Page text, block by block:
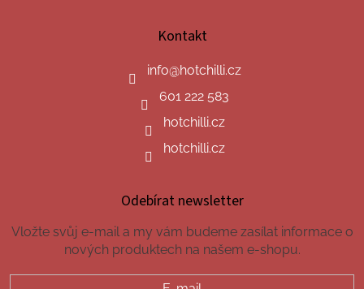
Kontakt
info@hotchilli.cz
601 222 583
hotchilli.cz
hotchilli.cz
Odebírat newsletter
Vložte svůj e-mail a my vám budeme zasílat informace o
nových produktech na našem e-shopu.